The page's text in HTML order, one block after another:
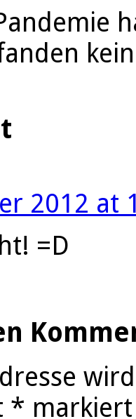
2012 at
=D
* markiert